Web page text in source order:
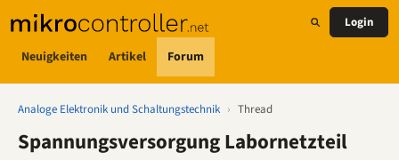
Neuigkeiten Artikel Forum
Login
Analoge Elektronik und Schaltungstechnik › Thread
Spannungsversorgung Labornetzteil